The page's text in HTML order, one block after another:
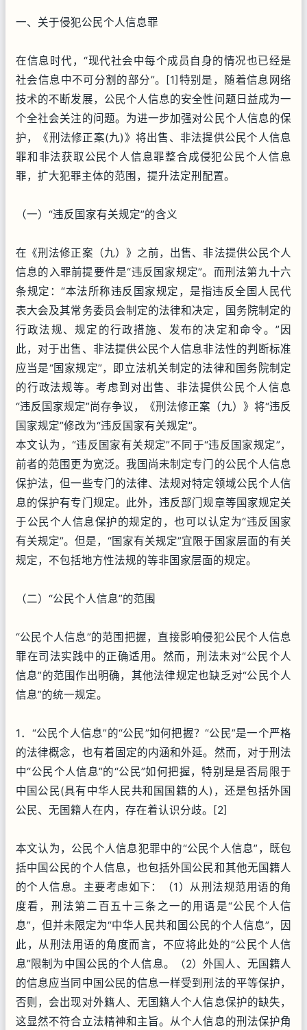
一、关于侵犯公民个人信息罪
在信息时代，“现代社会中每个成员自身的情况也已经是
社会信息中不可分割的部分”。[1]特别是，随着信息网络
技术的不断发展，公民个人信息的安全性问题日益成为一
个全社会关注的问题。为进一步加强对公民个人信息的保
护，《刑法修正案(九)》将出售、非法提供公民个人信息
罪和非法获取公民个人信息罪整合成侵犯公民个人信息
罪，扩大犯罪主体的范围，提升法定刑配置。
（一）“违反国家有关规定”的含义
在《刑法修正案（九）》之前，出售、非法提供公民个人
信息的入罪前提要件是“违反国家规定”。而刑法第九十六
条规定：“本法所称违反国家规定，是指违反全国人民代
表大会及其常务委员会制定的法律和决定，国务院制定的
行政法规、规定的行政措施、发布的决定和命令。”因
此，对于出售、非法提供公民个人信息非法性的判断标准
应当是“国家规定”，即立法机关制定的法律和国务院制定
的行政法规等。考虑到对出售、非法提供公民个人信息
“违反国家规定”尚存争议，《刑法修正案（九）》将“违反
国家规定”修改为“违反国家有关规定”。
本文认为，“违反国家有关规定”不同于“违反国家规定”，
前者的范围更为宽泛。我国尚未制定专门的公民个人信息
保护法，但一些专门的法律、法规对特定领域公民个人信
息的保护有专门规定。此外，违反部门规章等国家规定关
于公民个人信息保护的规定的，也可以认定为“违反国家
有关规定”。但是，“国家有关规定”宜限于国家层面的有关
规定，不包括地方性法规的等非国家层面的规定。
（二）“公民个人信息”的范围
“公民个人信息”的范围把握，直接影响侵犯公民个人信息
罪在司法实践中的正确适用。然而，刑法未对“公民个人
信息”的范围作出明确，其他法律规定也缺乏对“公民个人
信息”的统一规定。
1．“公民个人信息”的“公民”如何把握？“公民”是一个严格
的法律概念，也有着固定的内涵和外延。然而，对于刑法
中“公民个人信息”的“公民”如何把握，特别是是否局限于
中国公民(具有中华人民共和国国籍的人)，还是包括外国
公民、无国籍人在内，存在着认识分歧。[2]
本文认为，公民个人信息犯罪中的“公民个人信息”，既包
括中国公民的个人信息，也包括外国公民和其他无国籍人
的个人信息。主要考虑如下：（1）从刑法规范用语的角
度看，刑法第二百五十三条之一的用语是“公民个人信
息”，但并未限定为“中华人民共和国公民的个人信息”，因
此，从刑法用语的角度而言，不应将此处的“公民个人信
息”限制为中国公民的个人信息。（2）外国人、无国籍人
的信息应当同中国公民的信息一样受到刑法的平等保护，
否则，会出现对外籍人、无国籍人个人信息保护的缺失，
这显然不符合立法精神和主旨。从个人信息的刑法保护角